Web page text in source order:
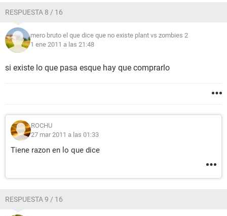
RESPUESTA 8 / 16
mero bruto el que dice que no existe plant vs zombies 2
1 ene 2011 a las 21:48
si existe lo que pasa esque hay que comprarlo
ROCHU
27 mar 2011 a las 01:33
Tiene razon en lo que dice
RESPUESTA 9 / 16